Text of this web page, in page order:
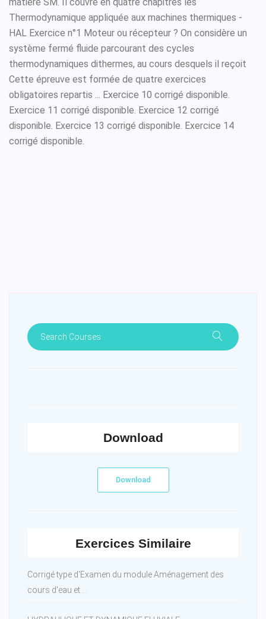
Thermodynamique appliquée aux machines thermiques -
HAL Exercice n°1 Moteur ou récepteur ? On considère un
système fermé fluide parcourant des cycles
thermodynamiques dithermes, au cours desquels il reçoit
Cette épreuve est formée de quatre exercices
obligatoires repartis ... Exercice 10 corrigé disponible.
Exercice 11 corrigé disponible. Exercice 12 corrigé
disponible. Exercice 13 corrigé disponible. Exercice 14
corrigé disponible.
Download
Download
Exercices Similaire
Corrigé type d'Examen du module Aménagement des
cours d'eau et ...